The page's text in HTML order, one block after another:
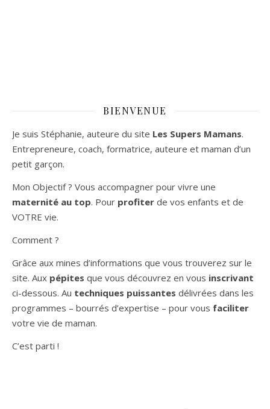
BIENVENUE
Je suis Stéphanie, auteure du site Les Supers Mamans.
Entrepreneure, coach, formatrice, auteure et maman d’un
petit garçon.
Mon Objectif ? Vous accompagner pour vivre une
maternité au top. Pour profiter de vos enfants et de
VOTRE vie.
Comment ?
Grâce aux mines d’informations que vous trouverez sur le
site. Aux pépites que vous découvrez en vous inscrivant
ci-dessous. Au techniques puissantes délivrées dans les
programmes – bourrés d’expertise – pour vous faciliter
votre vie de maman.
C’est parti !